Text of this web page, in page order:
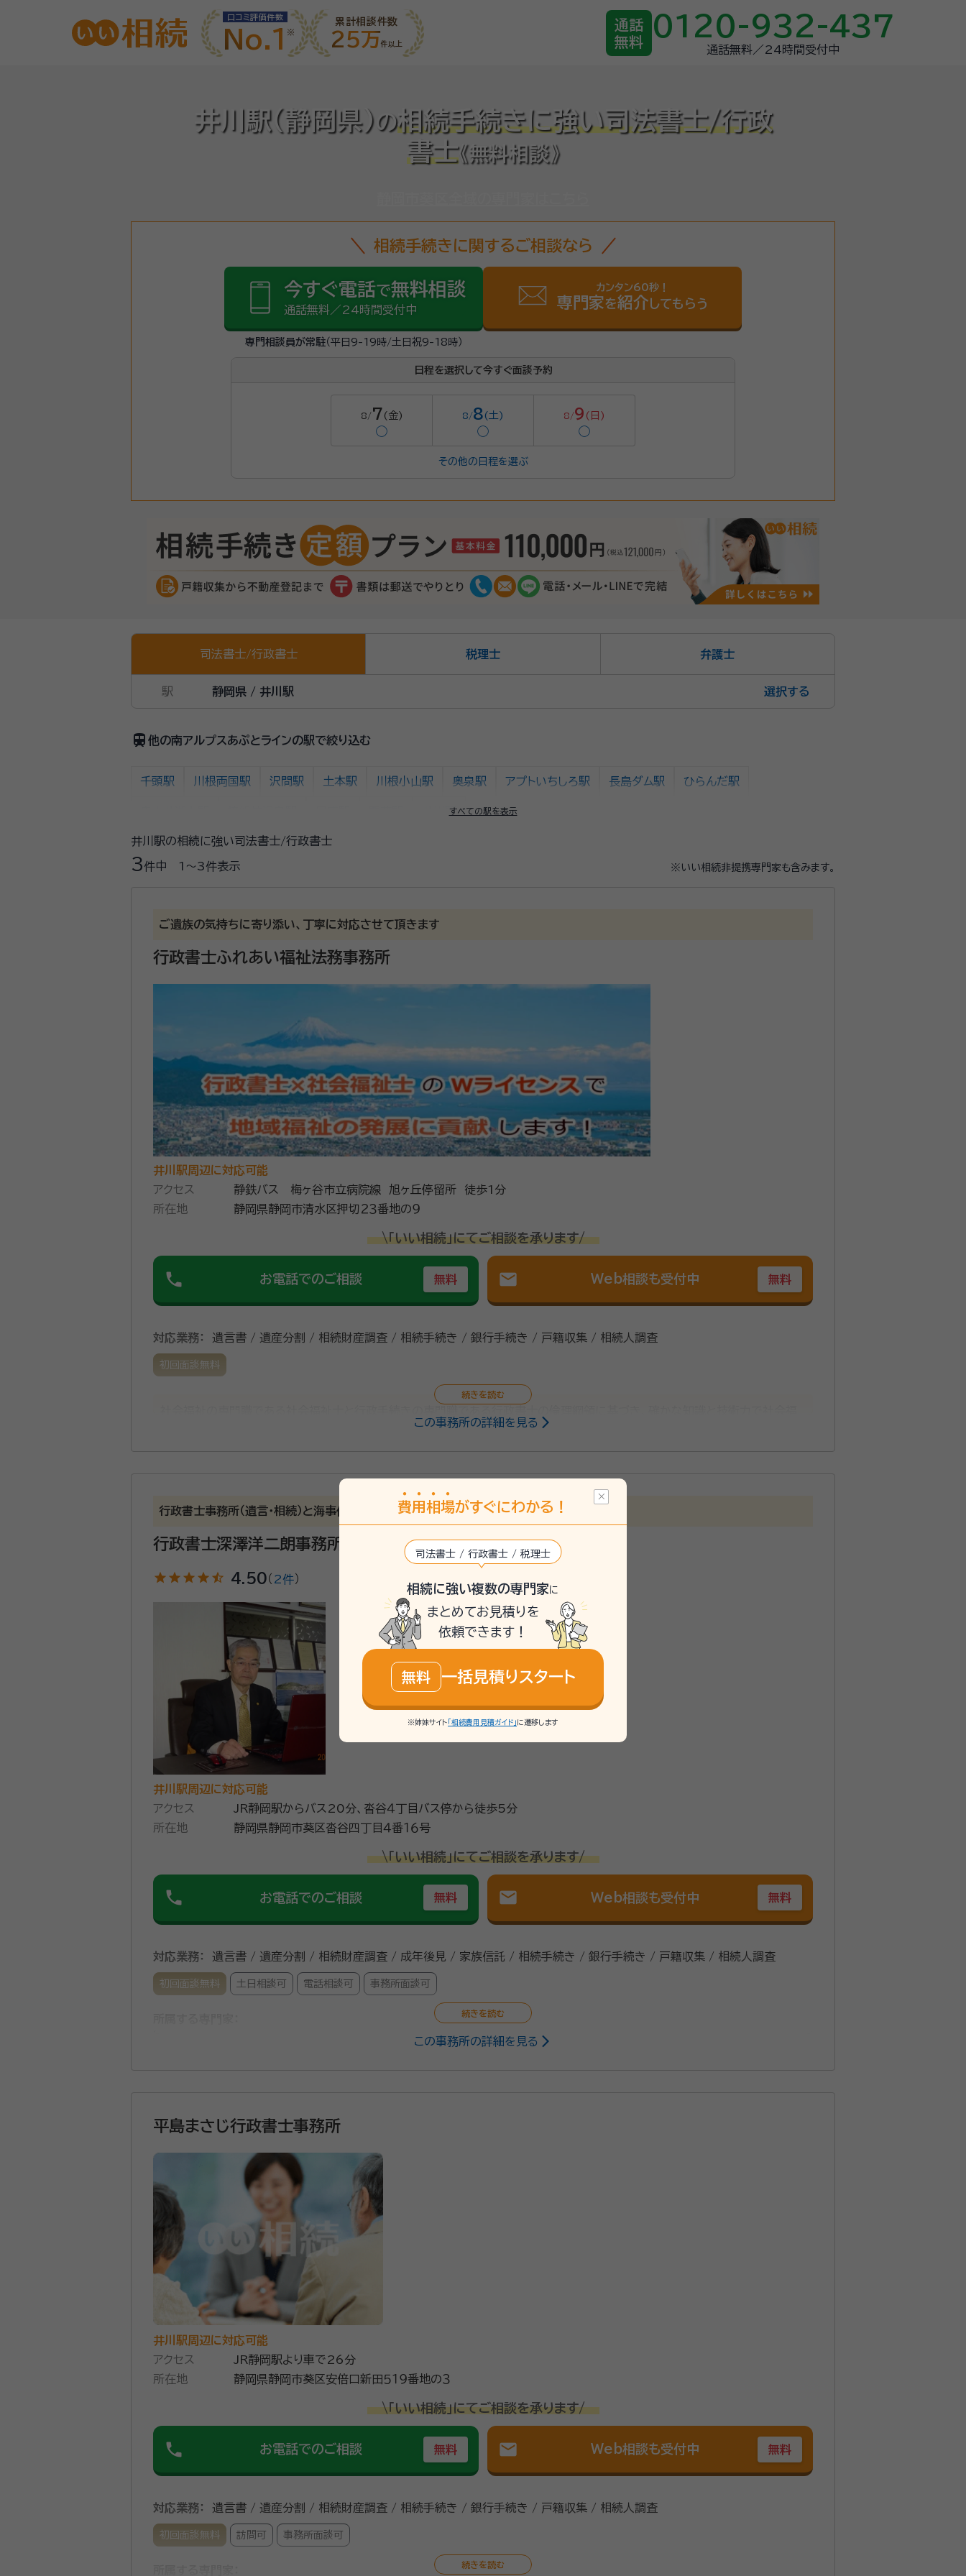
口コミ評価件数
No.1
累計相談件数
25万件以上
通話
無料
0120-932-437
通話無料／24時間受付中
井川駅(静岡県) の相続手続きに強い司法書士/行政
書士《無料相談》
相続手続きに関するご相談なら
今すぐ電話で無料相談
通話無料／24時間受付中
専門相談員が常駐（平日9-19時/土日祝9-18時）
カンタン60秒！
専門家を紹介 してもらう
日程を選択して今すぐ面談予約
8/7 (金)
◯
8/8(土)
◯
8/9 (日)
◯
その他の日程を選ぶ
司法書士/行政書士 税理士 弁護士
駅 静岡県 / 井川駅 選択
train 他の南アルプスあぷとラインの駅で絞り込む
すべての駅を表示
千頭駅 川根両国駅 沢間駅 土本駅 川根小山駅 奥泉駅 アプトいちしろ駅 長島ダム駅 ひらんだ駅
井川駅
井川駅の相続に強い司法書士/行政書士
3件中 1〜3件表示 ※いい相続非提携専門家も含みます。
ご遺族の気持ちに寄り添い、丁寧に対応させて頂きます
行政書士ふれあい福祉法務事務所
井川駅周辺に対応可能
アクセス
静鉄バス 梅ヶ谷市立病院線 旭ヶ丘停留所 徒歩1分
所在地
静岡県静岡市清水区押切２３番地の９
\「いい相続」にてご相談を承ります/
phone お電話でのご相談 無料 mail Web相談も受付中 無料
対応業務： 遺言書 / 遺産分割 / 相続財産調査 / 相続手続き / 銀行手続き / 戸籍収集 / 相続人調査
初回面談無料
祉の発展・サービス利用者の自己実現・国民の権利擁護を推進します。
この事務所の詳細を見る
行政書士事務所（遺言・相続）と海事代理士事務所を併設しています。
行政書士深澤洋二朗事務所
star star star star star_half 4.50（ 2件）
井川駅周辺に対応可能
アクセス
JR静岡駅からバス20分、沓谷４丁目バス停から徒歩5分
所在地
静岡県静岡市葵区沓谷四丁目４番１６号
\「いい相続」にてご相談を承ります/
phone お電話でのご相談 無料 mail Web相談も受付中 無料
対応業務： 遺言書 / 遺産分割 / 相続財産調査 / 成年後見 / 家族信託 / 相続手続き / 銀行手続き / 戸籍収集 / 相続人調査
初回面談無料 土日相談可 電話相談可 事務所面談可
行政書士, 海事代理士
行政書士の深澤洋二朗です。よろしくお願いいたします。相続に関することや、各種手続きの仕方がわからないなど、日常生活に
おけるどのようなことでも相談に応じますので、お気軽にご連絡ください。
資格等：
特定行政書士、海事代理士、FP、建築士、電気工事士など
所属団体：
静岡県行政書士会
この事務所の詳細を見る
平島まさじ行政書士事務所
井川駅周辺に対応可能
アクセス
JR静岡駅より車で26分
所在地
静岡県静岡市葵区安倍口新田５１９番地の３
\「いい相続」にてご相談を承ります/
phone お電話でのご相談 無料 mail Web相談も受付中 無料
対応業務： 遺言書 / 遺産分割 / 相続財産調査 / 相続手続き / 銀行手続き / 戸籍収集 / 相続人調査
初回面談無料 訪問可 事務所面談可
費用 相場がすぐにわかる！
司法書士 / 行政書士 / 税理士
相続に強い複数の専門家に
まとめてお見積りを
依頼できます！
無料 一括見積りスタート
※姉妹サイト 「相続費用見積ガイド」 に遷移します